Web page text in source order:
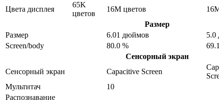
Цвета дисплея
65K
цветов
16M цветов
Размер
Размер
6.01 дюймов
5.0
Screen/body
80.0 %
Сенсорный экран
Сенсорный экран
Capacitive Screen
Мультитач
10
Распознавание